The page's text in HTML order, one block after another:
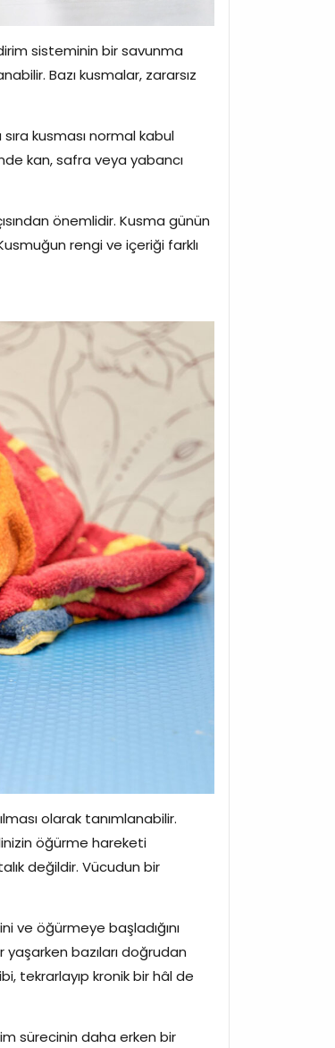
sisteminin bir savunma
Bazı kusmalar, zararsız
kusması normal kabul
kan, safra veya yabancı
önemlidir. Kusma günün
rengi ve içeriği farklı
olarak tanımlanabilir.
öğürme hareketi
değildir. Vücudun bir
ve öğürmeye başladığını
bazıları doğrudan
tekrarlayıp kronik bir hâl de
sürecinin daha erken bir